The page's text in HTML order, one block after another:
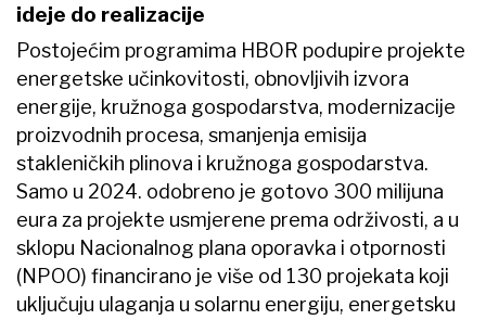
ideje do realizacije
Postojećim programima HBOR podupire projekte
energetske učinkovitosti, obnovljivih izvora
energije, kružnoga gospodarstva, modernizacije
proizvodnih procesa, smanjenja emisija
stakleničkih plinova i kružnoga gospodarstva.
Samo u 2024. odobreno je gotovo 300 milijuna
eura za projekte usmjerene prema održivosti, a u
sklopu Nacionalnog plana oporavka i otpornosti
(NPOO) financirano je više od 130 projekata koji
uključuju ulaganja u solarnu energiju, energetsku